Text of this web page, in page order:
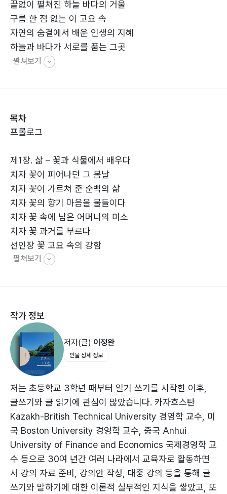
끝없이 펼쳐진 하늘 바다의 거울
구름 한 점 없는 이 고요 속
자연의 숨결에서 배운 인생의 지혜
하늘과 바다가 서로를 품는 그곳
펼쳐보기
목차
프롤로그
제1장. 삶 – 꽃과 식물에서 배우다
치자 꽃이 피어나던 그 봄날
치자 꽃이 가르쳐 준 순백의 삶
치자 꽃의 향기 마음을 물들이다
치자 꽃 속에 남은 어머니의 미소
치자 꽃 과거를 부르다
선인장 꽃 고요 속의 강함
선인장 꽃 외로움 속의 빛
행운목 꽃 소리 없는 가르침
행운목 꽃 침묵의 지혜
행운목 꽃 인생의 깊이를 묻다
행운목 꽃 속에 숨겨진 이야기
작약 꽃잎 속의 인생 이야기
더덕 꽃 속에 숨겨진 고요
야생화 자유를 노래하다
아카시아 꽃이 전하는 고백
개나리 꽃잎에 담긴 봄날의 속삭임
야생화 혼자서도 아름다운 존재
제2장. 삶 – 산책길에서 깨달음을 얻다
면양 송순 옛 시인의 발자취를 따라
펼쳐보기
작가 정보
저자(글) 이정완
인물 상세 정보
저는 초등학교 3학년 때부터 일기 쓰기를 시작한 이후,
글쓰기와 글 읽기에 관심이 많았습니다. 카자흐스탄
Kazakh-British Technical University 경영학 교수, 미
국 Boston University 경영학 교수, 중국 Anhui
University of Finance and Economics 국제경영학 교
수 등으로 30여 년간 여러 나라에서 교육자로 활동하면
서 강의 자료 준비, 강의안 작성, 대중 강의 등을 통해 글
쓰기와 말하기에 대한 이론적 실무적인 지식을 쌓았고, 또